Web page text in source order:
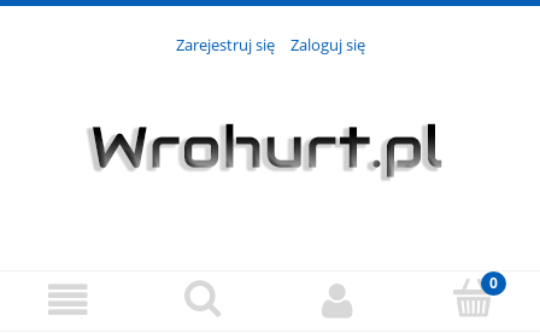
Zarejestruj się Zaloguj się